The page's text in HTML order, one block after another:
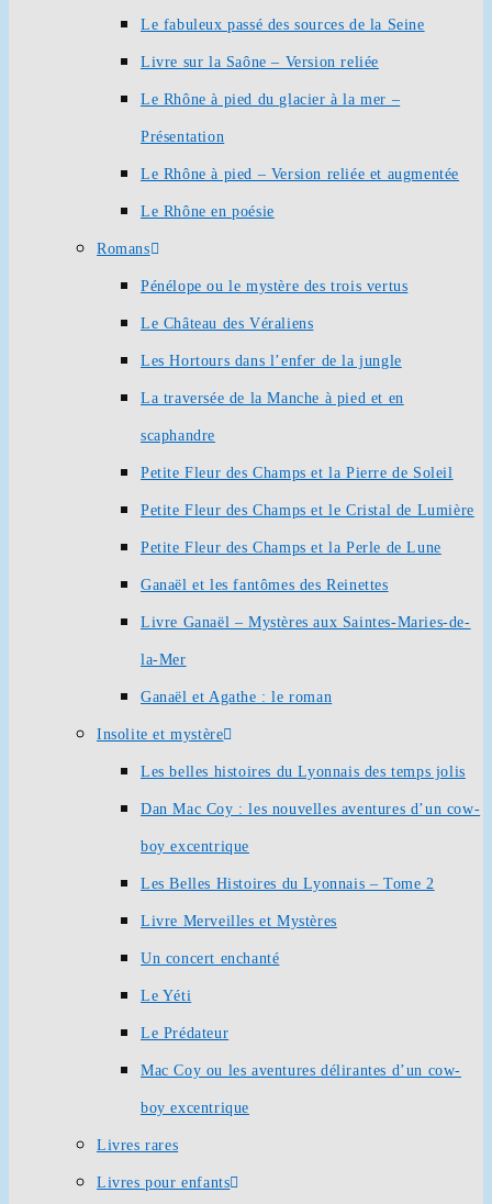
Le fabuleux passé des sources de la Seine
Livre sur la Saône – Version reliée
Le Rhône à pied du glacier à la mer –
Présentation
Le Rhône à pied – Version reliée et augmentée
Le Rhône en poésie
Romans
Pénélope ou le mystère des trois vertus
Le Château des Véraliens
Les Hortours dans l’enfer de la jungle
La traversée de la Manche à pied et en
scaphandre
Petite Fleur des Champs et la Pierre de Soleil
Petite Fleur des Champs et le Cristal de Lumière
Petite Fleur des Champs et la Perle de Lune
Ganaël et les fantômes des Reinettes
Livre Ganaël – Mystères aux Saintes-Maries-de-
la-Mer
Ganaël et Agathe : le roman
Insolite et mystère
Les belles histoires du Lyonnais des temps jolis
Dan Mac Coy : les nouvelles aventures d’un cow-
boy excentrique
Les Belles Histoires du Lyonnais – Tome 2
Livre Merveilles et Mystères
Un concert enchanté
Le Yéti
Le Prédateur
Mac Coy ou les aventures délirantes d’un cow-
boy excentrique
Livres rares
Livres pour enfants